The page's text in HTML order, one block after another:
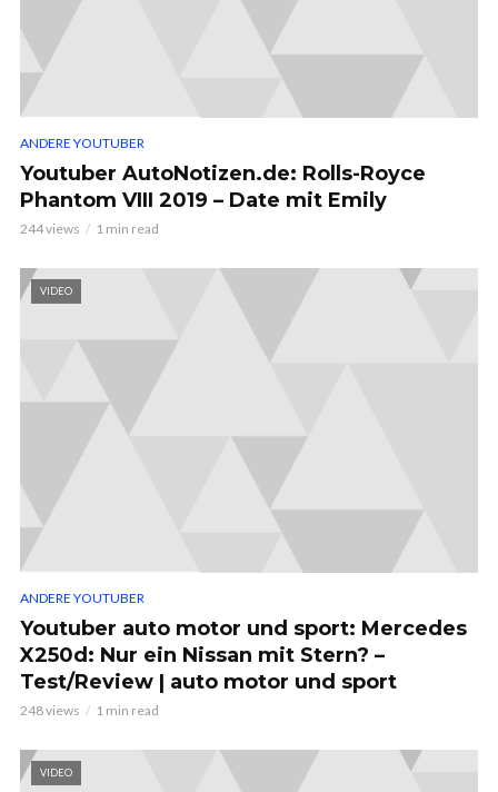
ANDERE YOUTUBER
Youtuber AutoNotizen.de: Rolls-Royce
Phantom VIII 2019 – Date mit Emily
244 views 1 min read
VIDEO
ANDERE YOUTUBER
Youtuber auto motor und sport: Mercedes
X250d: Nur ein Nissan mit Stern? –
Test/Review | auto motor und sport
248 views 1 min read
VIDEO